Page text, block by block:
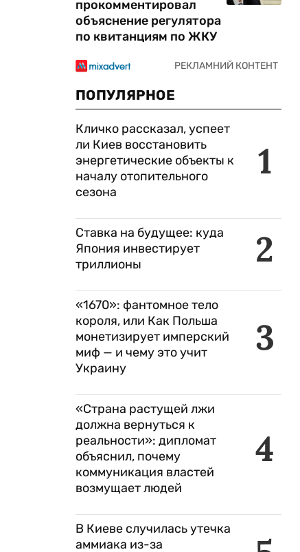
прокомментировал
объяснение регулятора
по квитанциям по ЖКУ
ПОПУЛЯРНОЕ
1
Кличко рассказал, успеет
ли Киев восстановить
энергетические объекты к
началу отопительного
сезона
2
Ставка на будущее: куда
Япония инвестирует
триллионы
3
«1670»: фантомное тело
короля, или Как Польша
монетизирует имперский
миф — и чему это учит
Украину
4
«Страна растущей лжи
должна вернуться к
реальности»: дипломат
объяснил, почему
коммуникация властей
возмущает людей
В Киеве случилась утечка
аммиака из-за